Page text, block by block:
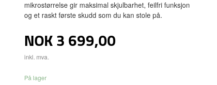
mikrostørrelse gir maksimal skjulbarhet, feilfri funksjon
og et raskt første skudd som du kan stole på.
Pris
NOK3 699,00
inkl. mva.
På lager